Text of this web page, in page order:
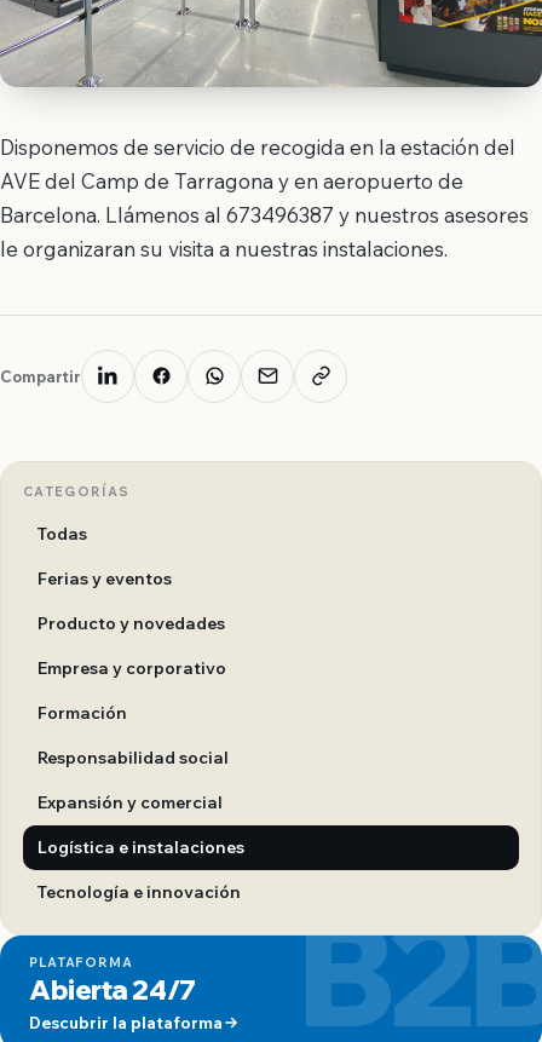
Disponemos de servicio de recogida en la estación del
AVE del Camp de Tarragona y en aeropuerto de
Barcelona. Llámenos al 673496387 y nuestros asesores
le organizaran su visita a nuestras instalaciones.
Compartir
CATEGORÍAS
Todas
Ferias y eventos
Producto y novedades
Empresa y corporativo
Formación
Responsabilidad social
Expansión y comercial
Logística e instalaciones
Tecnología e innovación
PLATAFORMA
Abierta 24/7
Descubrir la plataforma